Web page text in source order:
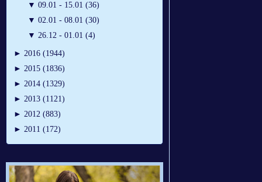
▼ 09.01 - 15.01 (36)
▼ 02.01 - 08.01 (30)
▼ 26.12 - 01.01 (4)
► 2016 (1944)
► 2015 (1836)
► 2014 (1329)
► 2013 (1121)
► 2012 (883)
► 2011 (172)